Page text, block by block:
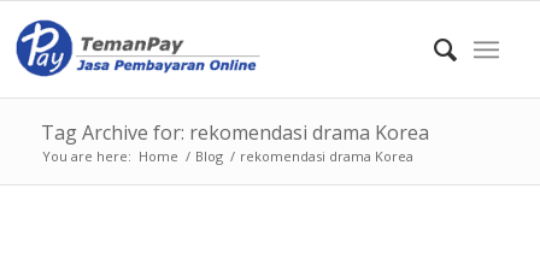
Tag Archive for: rekomendasi drama Korea
You are here: Home / Blog / rekomendasi drama Korea